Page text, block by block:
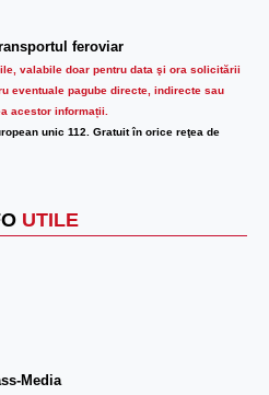
feroviar
valabile doar pentru data şi ora solicitării
eventuale pagube directe, indirecte sau
acestor informații.
unic 112. Gratuit în orice reţea de
UTILE
Media